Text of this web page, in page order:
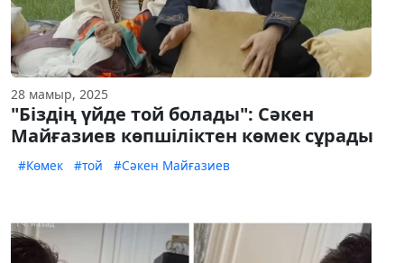
28 мамыр, 2025
"Біздің үйде той болады": Сәкен
Майғазиев көпшіліктен көмек сұрады
#Көмек #той #Сәкен Майғазиев